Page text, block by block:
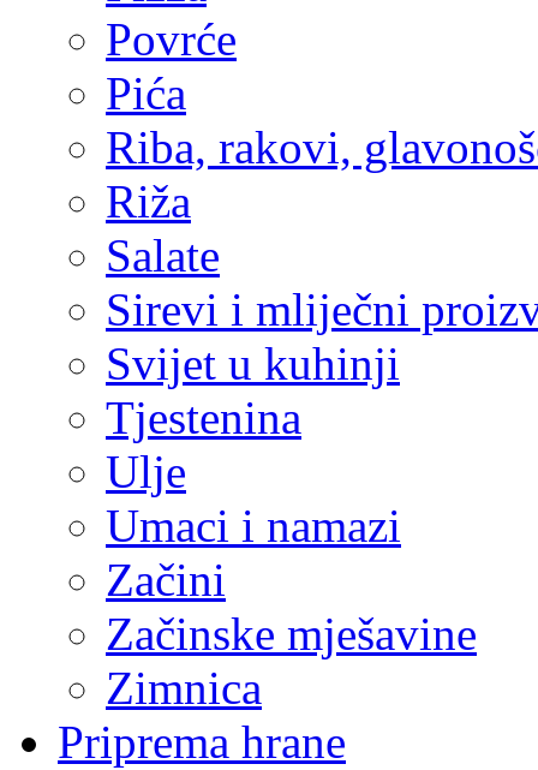
Povrće
Pića
Riba, rakovi,
Riža
Salate
Sirevi i mliječni
Svijet u kuhinji
Tjestenina
Ulje
Umaci i namazi
Začini
Začinske mješavine
Zimnica
Priprema hrane